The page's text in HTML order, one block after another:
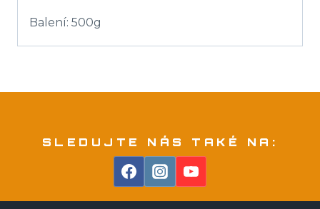
Balení: 500g
SLEDUJTE NÁS TAKÉ NA: